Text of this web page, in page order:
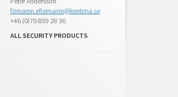
förnamn.efternamn@kentima.se
+46 (0)70-859 28 36
ALL SECURITY PRODUCTS